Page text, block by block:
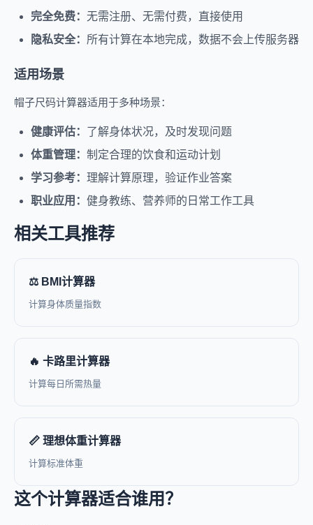
完全免费： 无需注册、无需付费，直接使用
隐私安全： 所有计算在本地完成，数据不会上传服务器
适用场景
帽子尺码计算器适用于多种场景：
健康评估： 了解身体状况，及时发现问题
体重管理： 制定合理的饮食和运动计划
学习参考： 理解计算原理，验证作业答案
职业应用： 健身教练、营养师的日常工作工具
相关工具推荐
⚖️ BMI计算器
计算身体质量指数
🔥 卡路里计算器
计算每日所需热量
📏 理想体重计算器
计算标准体重
这个计算器适合谁用？